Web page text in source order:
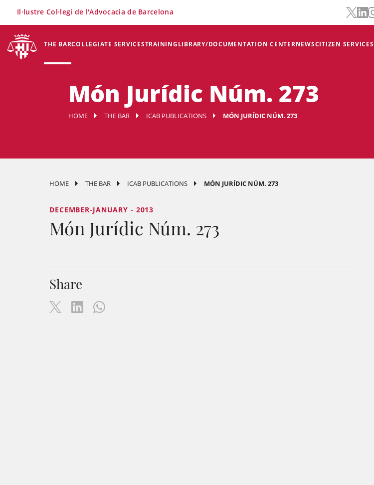
THE BARCOLLEGIATE SERVICESTRAININGLIBRARY/DOCUMENTATION CENTERNEWSCITIZEN SERVICES
Il·lustre Col·legi de l'Advocacia de Barcelona
Món Jurídic Núm. 273
HOME THE BAR ICAB PUBLICATIONS MÓN JURÍDIC NÚM. 273
HOME THE BAR ICAB PUBLICATIONS MÓN JURÍDIC NÚM. 273
DECEMBER-JANUARY - 2013
Món Jurídic Núm. 273
Share